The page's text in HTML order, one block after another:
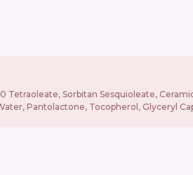
Sorbitan Sesquioleate,
Pantolactone, Tocopherol, Glyceryl